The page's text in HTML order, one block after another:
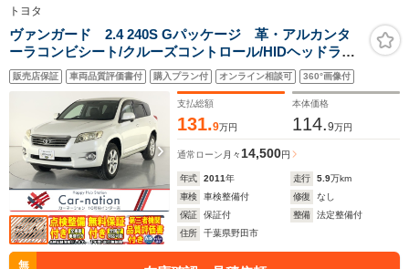
トヨタ
ヴァンガード 2.4 240S Gパッケージ 革・アルカンタ
ーラコンビシート/クルーズコントロール/HIDヘッドラン
プ/オートライト/左右独立AAC/前席パワーシート・シー
トヒーター/純正SDナビ(CD・DVD・TV・Bluetooth)/バ
ックカメラ/ETC
販売店保証 車両品質評価書付 購入プラン付 オンライン相談可 360°画像付
支払総額
131.9万円
本体価格
114.9万円
通常ローン 月々14,500円
年式 2011年 走行 5.9万km
車検
車検整備付 修復
なし
保証
保証付 整備
法定整備付
住所
千葉県野田市
無